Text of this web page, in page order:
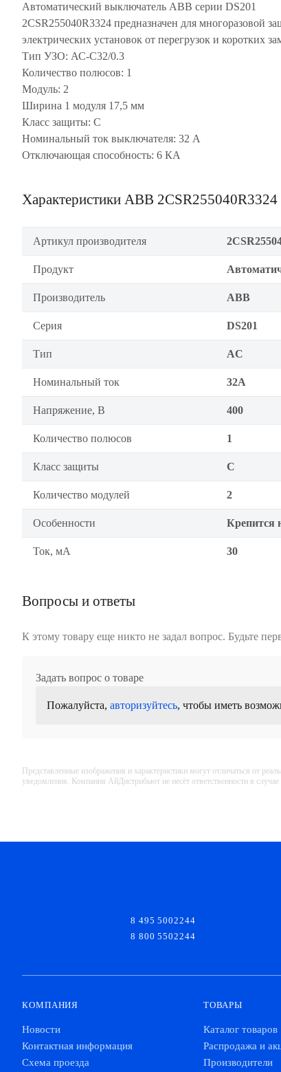
Автоматический выключатель ABB серии DS201
2CSR255040R3324 предназначен для многоразовой
электрических установок от перегрузок и коротких
Тип УЗО: АС-C32/0.3
Количество полюсов: 1
Модуль: 2
Ширина 1 модуля 17,5 мм
Класс защиты: С
Номинальный ток выключателя: 32 А
Отключающая способность: 6 КА
Характеристики ABB 2CSR255040R3324
Артикул производителя
Продукт
Производитель ABB
Серия DS201
Тип AC
Номинальный ток 32А
Напряжение, В 400
Количество полюсов 1
Класс защиты C
Количество модулей 2
Особенности Крепится
Ток, мА 30
Вопросы и ответы
К этому товару еще никто не задал вопрос. Будьте
Задать вопрос о товаре
Пожалуйста, авторизуйтесь, чтобы иметь
Представленные изображения и характеристики могут отличаться от
уведомления. Компания АйДистрибьют не несёт ответственности в
8 495 5002244
8 800 5502244
КОМПАНИЯ
Новости
Контактная информация
Схема проезда
ТОВАРЫ
Каталог товаров
Распродажа и
Производители